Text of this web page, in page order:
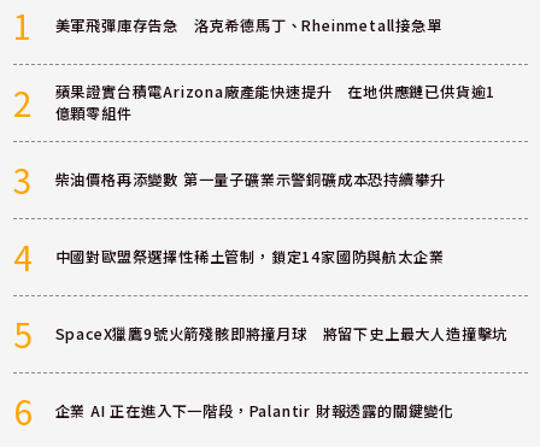
1 美軍飛彈庫存告急 洛克希德馬丁、Rheinmetall接急單
2
蘋果證實台積電Arizona廠產能快速提升 在地供應鏈已供貨逾1
億顆零組件
3 柴油價格再添變數 第一量子礦業示警銅礦成本恐持續攀升
4 中國對歐盟祭選擇性稀土管制，鎖定14家國防與航太企業
5 SpaceX獵鷹9號火箭殘骸即將撞月球 將留下史上最大人造撞擊坑
6 企業 AI 正在進入下一階段，Palantir 財報透露的關鍵變化